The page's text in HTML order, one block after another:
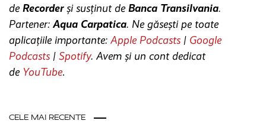
de Recorderși susținut de Banca Transilvania.
Partener:Aqua Carpatica. Ne găsești pe toate
aplicațiile importante: Apple Podcasts | Google
Podcasts | Spotify. Avem și un cont dedicat
de YouTube.
CELE MAI RECENTE